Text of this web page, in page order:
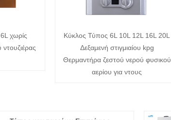
χωρίς
Κύκλος Τύπος 6L 10L 12L 16L 20L
Δεξαμενή στιγμιαίου kpg
Θερμαντήρα ζεστού νερού φυσικού
αερίου για ντους